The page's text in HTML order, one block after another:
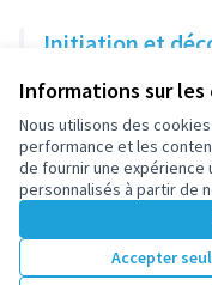
Informations sur
Nous utilisons des
performance et les
de fournir une expérience
personnalisés à partir de
Accepter
Initiation et
Nouvelle école
10votes